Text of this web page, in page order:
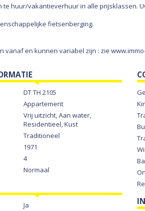
te huur/vakantieverhuur in alle prijsklassen.
fietsenberging.
vanaf en kunnen variabel zijn : zie
DT TH 2105
Appartement
Vrij uitzicht, Aan water,
Residentieel, Kust
Traditioneel
1971
4
Normaal
Ja